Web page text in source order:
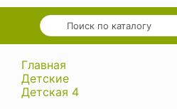
Главная
Детские
Детская 4